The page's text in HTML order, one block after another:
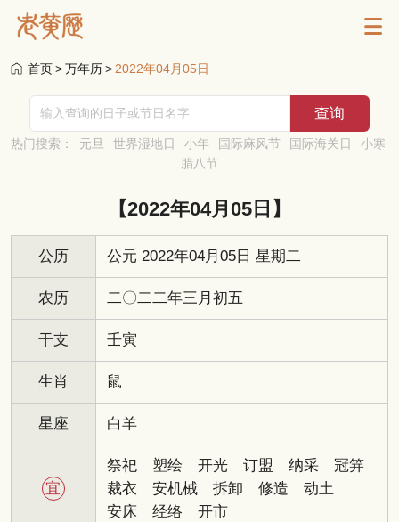
首页>万年历> 2022年04月05日
热门搜索： 元旦 世界湿地日 小年 国际麻风节 国际海关日
小寒
腊八节
【2022年04月05日】
公历 公元 2022年04月05日 星期二
农历 二〇二二年三月初五
干支 壬寅
生肖 鼠
星座 白羊
宜
祭祀 塑绘 开光 订盟 纳采
冠笄
裁衣
安机械 拆卸 修造
动土
安床
经络 开市